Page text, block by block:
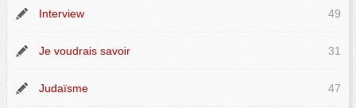
Interview 49
Je voudrais savoir 31
Judaïsme 47